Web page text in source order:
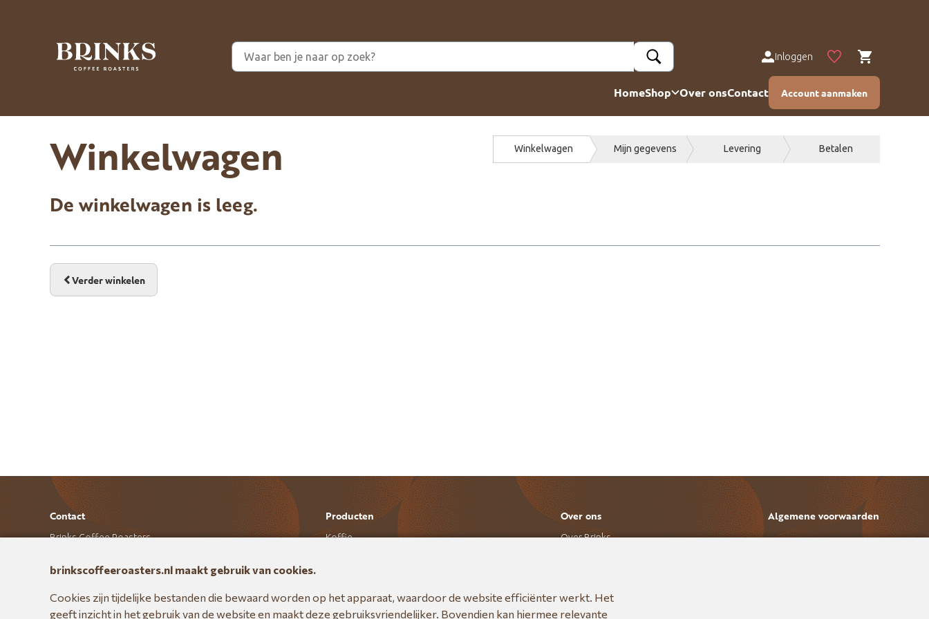
Inloggen
HomeShop Over onsContact Account aanmaken
Winkelwagen Winkelwagen Mijn gegevens Levering Betalen
De winkelwagen is leeg.
Verder winkelen
Contact
Brinks Coffee Roasters
E: hallo@brinkscoffeeroasters.nl
Producten
Koffie
Accessoires
Barista tools
Over ons
Over Brinks
Privacyverklaring
Algemene voorwaarden
brinkscoffeeroasters.nl maakt gebruik van cookies.
Cookies zijn tijdelijke bestanden die bewaard worden op het apparaat, waardoor de website efficiënter werkt. Het
geeft inzicht in het gebruik van de website en maakt deze gebruiksvriendelijker. Bovendien kan hiermee relevante